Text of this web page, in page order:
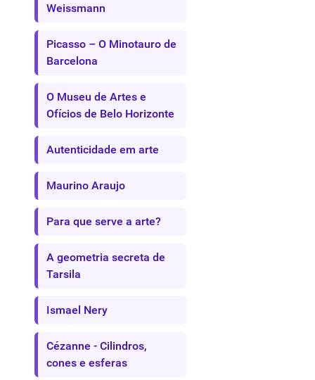
Weissmann
Picasso – O Minotauro de
Barcelona
O Museu de Artes e
Ofícios de Belo Horizonte
Autenticidade em arte
Maurino Araujo
Para que serve a arte?
A geometria secreta de
Tarsila
Ismael Nery
Cézanne - Cilindros,
cones e esferas